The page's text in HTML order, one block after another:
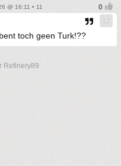
@ 16:11 • 11
toch geen Turk!??
Refinery89